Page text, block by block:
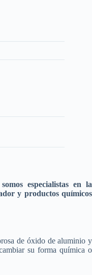
somos especialistas en la
y productos químicos
de óxido de aluminio y
su forma química o